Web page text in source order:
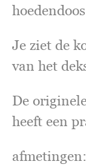
Je ziet de
van het
De
heeft een